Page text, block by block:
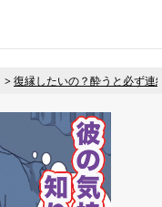
復縁したいの？酔うと必ず連